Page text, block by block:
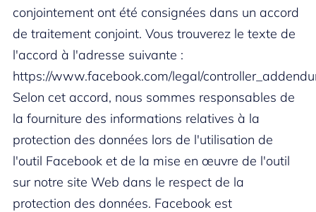
conjointement ont été consignées dans un accord
de traitement conjoint. Vous trouverez le texte de
l'accord à l'adresse suivante :
https://www.facebook.com/legal/
Selon cet accord, nous sommes responsables de
la fourniture des informations relatives à la
protection des données lors de l'utilisation de
l'outil Facebook et de la mise en œuvre de l'outil
sur notre site Web dans le respect de la
protection des données. Facebook est